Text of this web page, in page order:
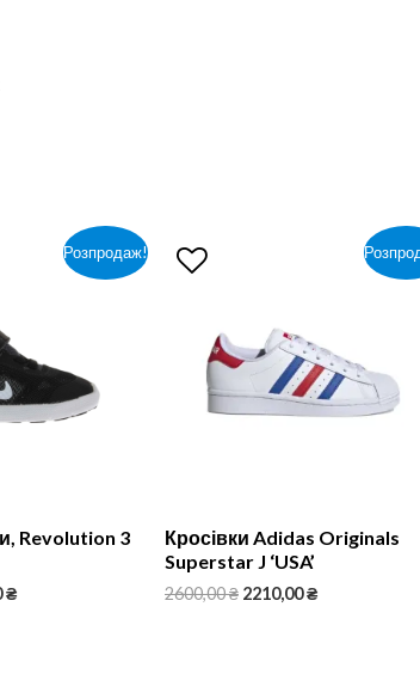
Розпродаж!
Revolution 3
₴
Кросівки Adidas Originals
Superstar J ‘USA’
2600,00₴ 2210,00₴